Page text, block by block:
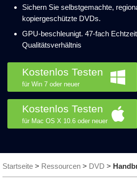
Sichern Sie selbstgemachte,
kopiergeschützte DVDs.
GPU-beschleunigt. 47-fach
Qualitätsverhältnis
Kostenlos Testen
für Win 7 oder neuer
Kostenlos Testen
für Mac OS X 10.6 oder neuer
Startseite > Ressourcen > DVD >